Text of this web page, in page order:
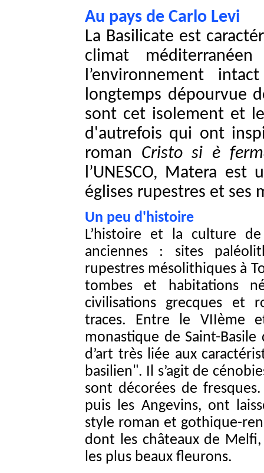
Au pays de Carlo Levi
La Basilicate est
climat
l’environnement
longtemps dépourvue
sont cet isolement et
d'autrefois qui ont
roman Cristo si è
l’UNESCO, Matera
églises rupestres et ses
Un peu d'histoire
L’histoire et la culture
anciennes : sites
rupestres mésolithiques à
tombes et habitations
civilisations grecques et
traces. Entre le VIIème
monastique de Saint-
d’art très liée aux
basilien". Il s’agit de
sont décorées de
puis les Angevins, ont
style roman et gothique-
dont les châteaux de
les plus beaux fleurons.